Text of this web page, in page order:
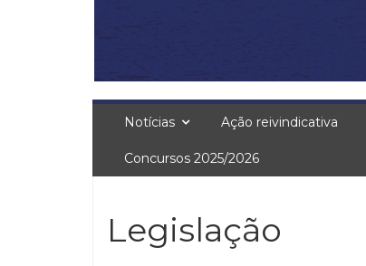
Notícias Ação reivindicativa
Concursos 2025/2026
Legislação